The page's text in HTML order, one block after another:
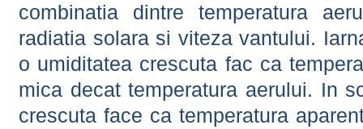
combinatia dintre temperatura
radiatia solara si viteza vantului.
o umiditatea crescuta fac ca
mica decat temperatura aerului. In
crescuta face ca temperatura